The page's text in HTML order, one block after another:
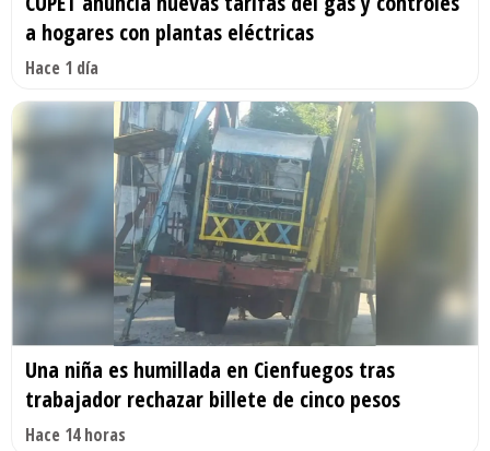
a hogares con plantas eléctricas
Hace 1 día
Una niña es humillada en Cienfuegos tras
trabajador rechazar billete de cinco pesos
Hace 14 horas